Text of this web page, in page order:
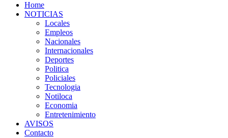
Home
NOTICIAS
Locales
Empleos
Nacionales
Internacionales
Deportes
Politica
Policiales
Tecnologia
Notiloca
Economia
Entretenimiento
AVISOS
Contacto